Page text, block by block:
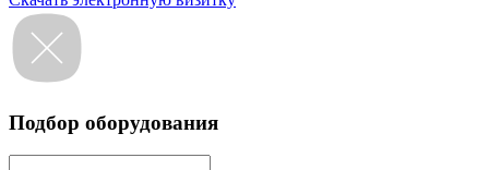
Подбор оборудования